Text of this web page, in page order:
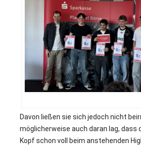
Davon ließen sie sich jedoch nicht
möglicherweise auch daran lag, dass
Kopf schon voll beim anstehenden